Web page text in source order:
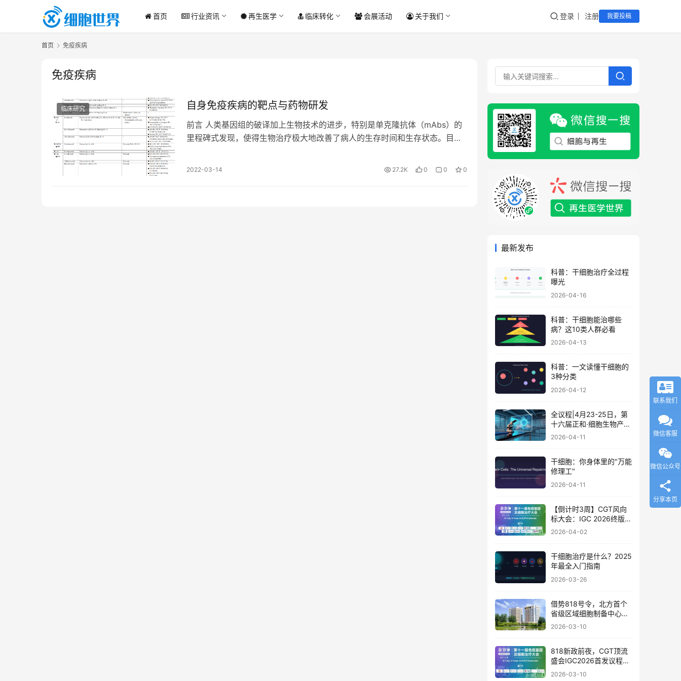
首页 行业资讯 再生医学 临床转化 会展活动 关于我们 登录 注册 我要投稿
首页 免疫疾病
免疫疾病
临床研究 自身免疫疾病的靶点与药物研发
前言 人类基因组的破译加上生物技术的进步，特别是单克隆抗体（mAbs）的
里程碑式发现，使得生物治疗极大地改善了病人的生存时间和生存状态。目
2022-03-14 27.2K 0 0 0
最新发布
科普：干细胞治疗全过程
曝光
2026-04-16
科普：干细胞能治哪些
病？这10类人群必看
2026-04-13
科普：一文读懂干细胞的
3种分类
2026-04-12
全议程|4月23-25日，第
十六届正和·细胞生物产业
大会暨细胞治疗与再生医
2026-04-11
干细胞：你身体里的"万能
修理工"
2026-04-11
【倒计时3周】CGT风向
标大会：IGC 2026终版议
程公布！合规与创新如何
2026-04-02
干细胞治疗是什么？2025
年最全入门指南
2026-03-26
借势818号令，北方首个
省级区域细胞制备中心落
地
2026-03-10
818新政前夜，CGT顶流
盛会IGC2026首发议程公
布！体内细胞/基因治疗/
2026-03-10
联系我们
微信客服
微信公众号
分享本页